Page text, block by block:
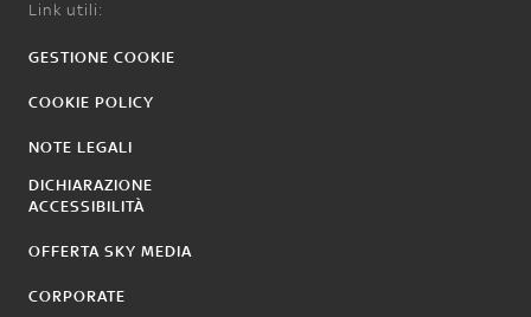
Link utili:
GESTIONE COOKIE
COOKIE POLICY
NOTE LEGALI
DICHIARAZIONE
ACCESSIBILITÀ
OFFERTA SKY MEDIA
CORPORATE